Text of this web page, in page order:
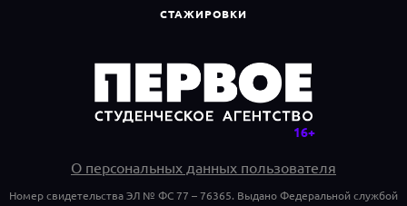
СТАЖИРОВКИ
О персональных данных пользователя
Номер свидетельства ЭЛ № ФС 77 – 76365. Выдано Федеральной службой